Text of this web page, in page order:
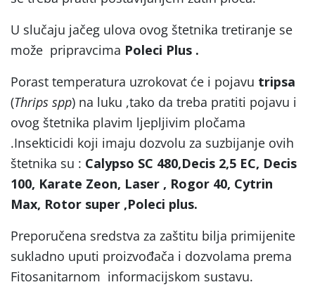
U slučaju jačeg ulova ovog štetnika tretiranje se
može pripravcima Poleci Plus .
Porast temperatura uzrokovat će i pojavu tripsa
(Thrips spp) na luku ,tako da treba pratiti pojavu i
ovog štetnika plavim ljepljivim pločama
.Insekticidi koji imaju dozvolu za suzbijanje ovih
štetnika su : Calypso SC 480,Decis 2,5 EC, Decis
100, Karate Zeon, Laser , Rogor 40, Cytrin
Max, Rotor super ,Poleci plus.
Preporučena sredstva za zaštitu bilja primijenite
sukladno uputi proizvođača i dozvolama prema
Fitosanitarnom informacijskom sustavu.